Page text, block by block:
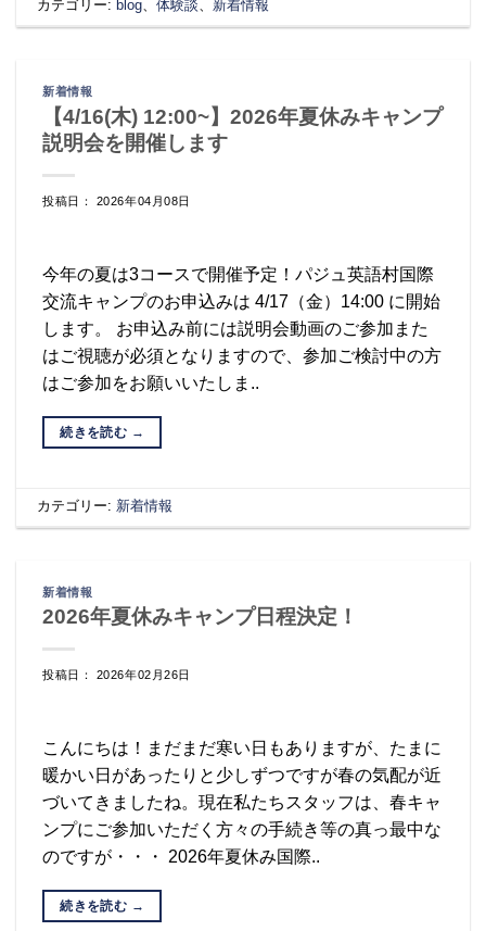
カテゴリー: blog、体験談、 新着情報
新着情報
【4/16(木) 12:00~】2026年夏休みキャンプ
説明会を開催します
投稿日： 2026年04月08日
今年の夏は3コースで開催予定！パジュ英語村国際
交流キャンプのお申込みは 4/17（金）14:00 に開始
します。 お申込み前には説明会動画のご参加また
はご視聴が必須となりますので、参加ご検討中の方
はご参加をお願いいたしま..
続きを読む →
カテゴリー: 新着情報
新着情報
2026年夏休みキャンプ日程決定！
投稿日： 2026年02月26日
こんにちは！まだまだ寒い日もありますが、たまに
暖かい日があったりと少しずつですが春の気配が近
づいてきましたね。現在私たちスタッフは、春キャ
ンプにご参加いただく方々の手続き等の真っ最中な
のですが・・・ 2026年夏休み国際..
続きを読む →